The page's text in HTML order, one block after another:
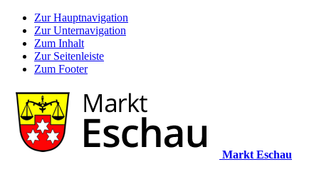
Zur Hauptnavigation
Zur Unternavigation
Zum Inhalt
Zur Seitenleiste
Zum Footer
Markt Eschau